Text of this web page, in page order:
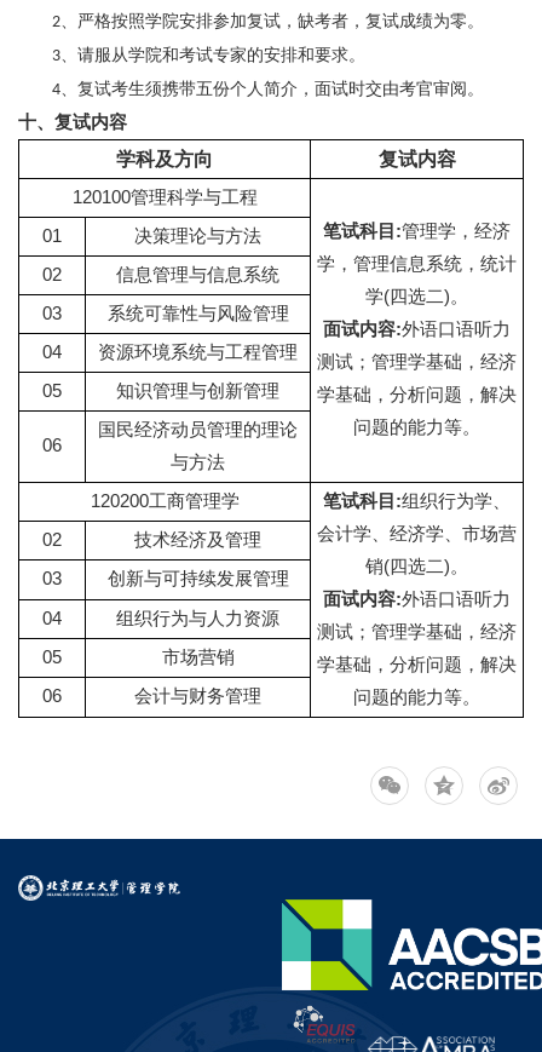
2 、严格按照学院安排参加复试，缺考者，复试成绩为零。
3 、请服从学院和考试专家的安排和要求。
4 、复试考生须携带五份个人简介，面试时交由考官审阅。
十、复试内容
学科及方向 复试内容
120100管理科学与工程
笔试科目:管理学，经济
学，管理信息系统，统计
学(四选二)。
面试内容:外语口语听力
测试；管理学基础，经济
学基础，分析问题，解决
问题的能力等。
01
决策理论与方法
02
信息管理与信息系统
03
系统可靠性与风险管理
04
资源环境系统与工程管理
05
知识管理与创新管理
06
国民经济动员管理的理论
与方法
120200工商管理学
笔试科目 :组织行为学、
会计学、经济学、市场营
销(四选二)。
面试内容:外语口语听力
测试；管理学基础，经济
学基础，分析问题，解决
问题的能力等。
02
技术经济及管理
03
创新与可持续发展管理
04
组织行为与人力资源
05
市场营销
06
会计与财务管理